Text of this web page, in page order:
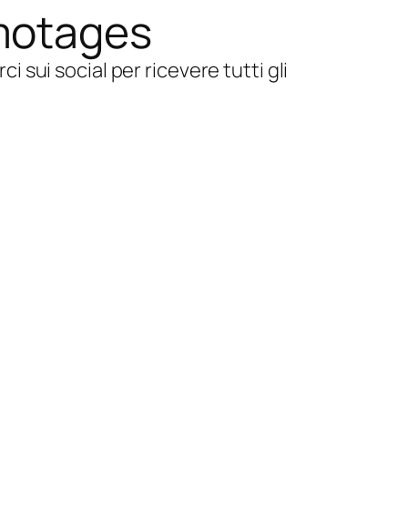
sui social per ricevere tutti gli